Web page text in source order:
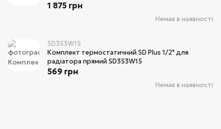
Немає в наявності
1 875 грн
SD353W15
Комплект термостатичний SD Plus 1/2" для
радіатора прямий SD353W15
Немає в наявності
569 грн